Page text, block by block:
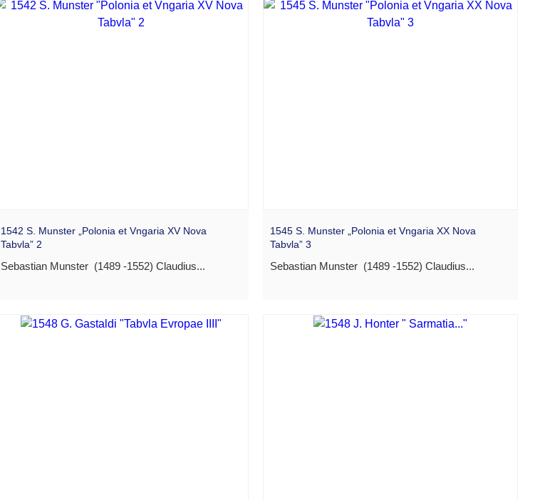
1542 S. Munster „Polonia et Vngaria XV Nova
Tabvla” 2
Sebastian Munster (1489 -1552) Claudius...
1545 S. Munster „Polonia et Vngaria XX Nova
Tabvla” 3
Sebastian Munster (1489 -1552) Claudius...